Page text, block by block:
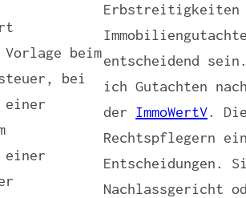
beim
bei
einer
einer
Erbstreitigkeiten
entscheidend
ich Gutachten
der ImmoWertV.
Rechtspflegern
Entscheidungen.
Nachlassgericht